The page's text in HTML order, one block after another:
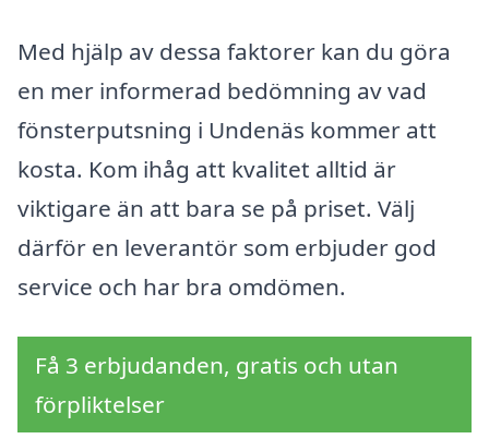
Med hjälp av dessa faktorer kan du göra
en mer informerad bedömning av vad
fönsterputsning i Undenäs kommer att
kosta. Kom ihåg att kvalitet alltid är
viktigare än att bara se på priset. Välj
därför en leverantör som erbjuder god
service och har bra omdömen.
Få 3 erbjudanden, gratis och utan
förpliktelser